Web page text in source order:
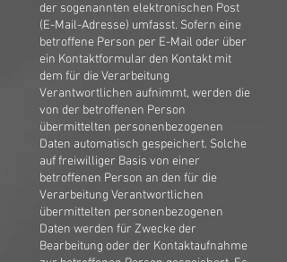
der sogenannten elektronischen Post
(E-Mail-Adresse) umfasst. Sofern eine
betroffene Person per E-Mail oder über
ein Kontaktformular den Kontakt mit
dem für die Verarbeitung
Verantwortlichen aufnimmt, werden die
von der betroffenen Person
übermittelten personenbezogenen
Daten automatisch gespeichert. Solche
auf freiwilliger Basis von einer
betroffenen Person an den für die
Verarbeitung Verantwortlichen
übermittelten personenbezogenen
Daten werden für Zwecke der
Bearbeitung oder der Kontaktaufnahme